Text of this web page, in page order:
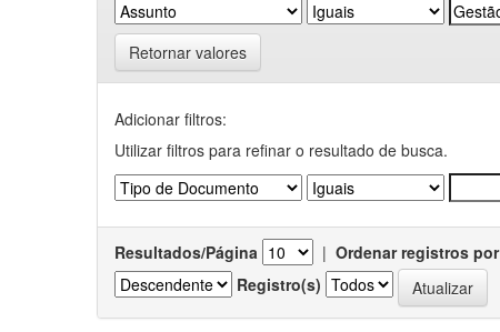
Retornar valores
Adicionar filtros:
Utilizar filtros para refinar o resultado de busca.
Resultados/Página | Ordenar registros por
Registro(s)